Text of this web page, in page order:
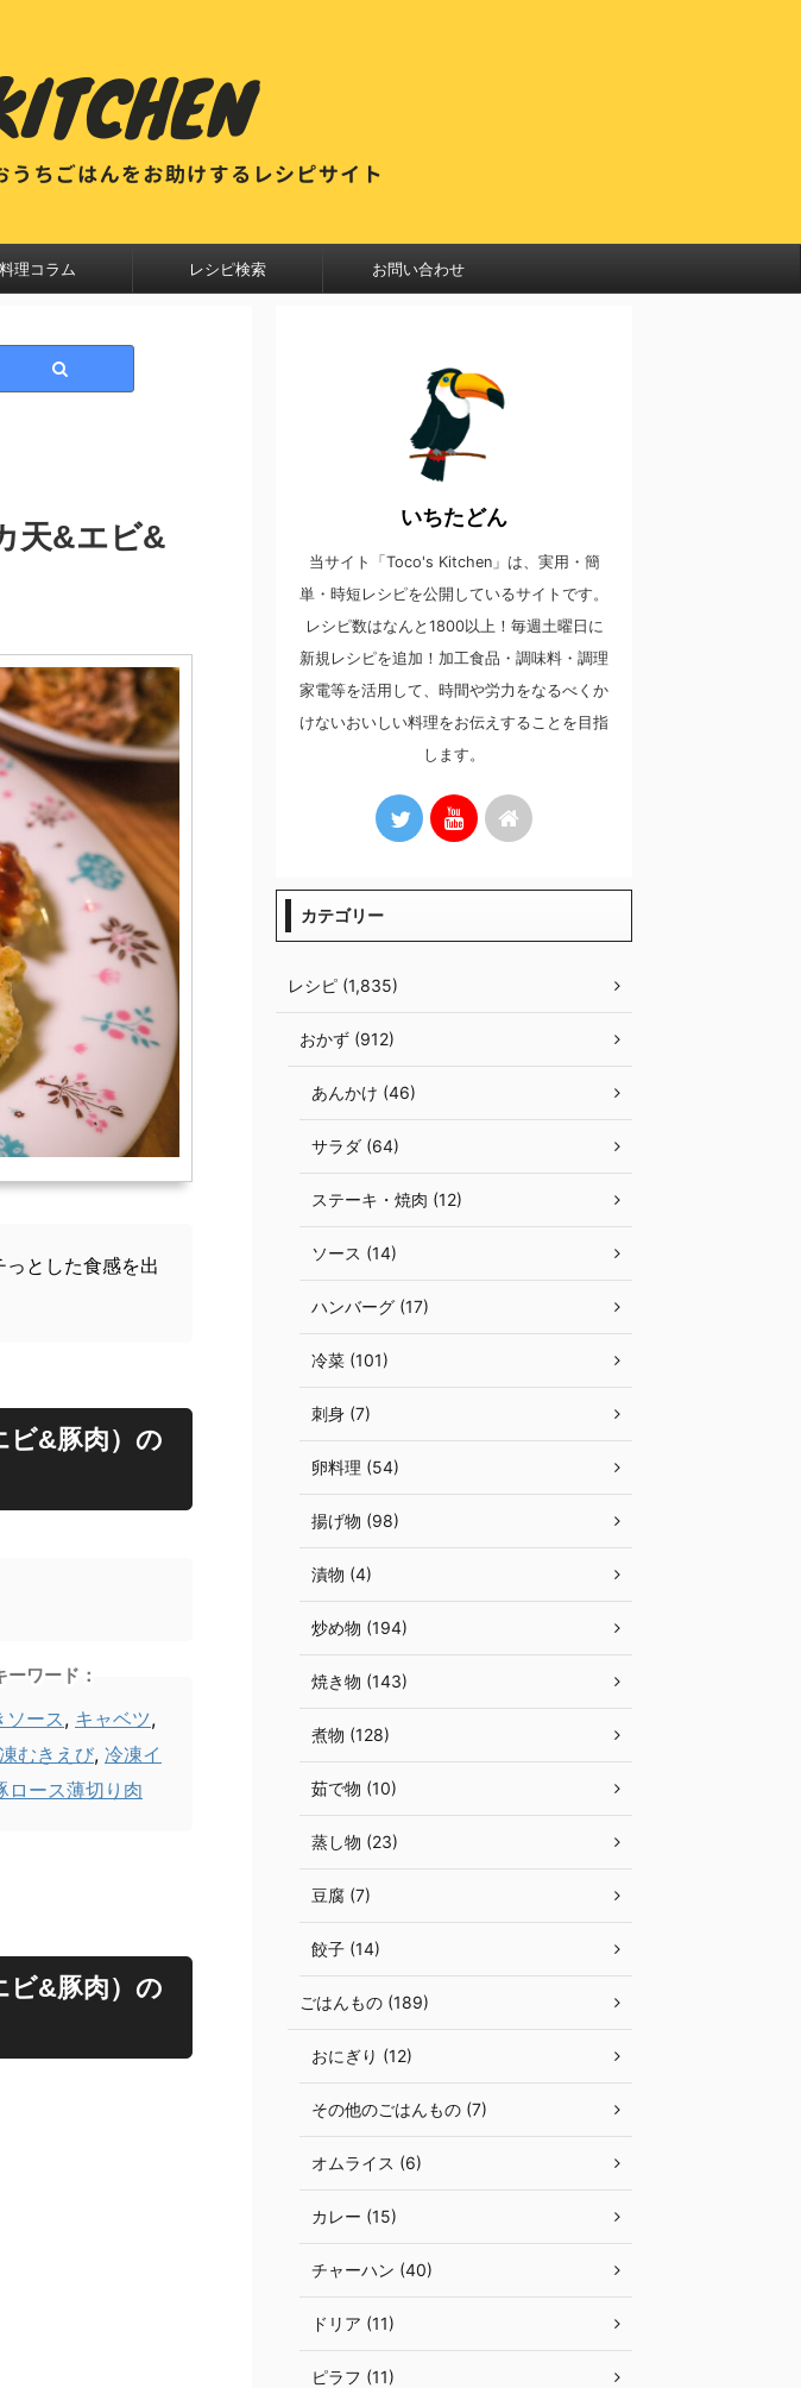
料理コラム レシピ検索 お問い合わせ
天&エビ&
とした食感を出
ビ&豚肉）の
ーワード：
ソース, キャベツ,
むきえび, 冷凍イ
ロース薄切り肉
ビ&豚肉）の
いちたどん
当サイト「Toco's Kitchen」は、実用・簡
単・時短レシピを公開しているサイトです。
レシピ数はなんと1800以上！毎週土曜日に
新規レシピを追加！加工食品・調味料・調理
家電等を活用して、時間や労力をなるべくか
けないおいしい料理をお伝えすることを目指
します。
カテゴリー
レシピ (1,835)
おかず (912)
あんかけ (46)
サラダ (64)
ステーキ・焼肉 (12)
ソース (14)
ハンバーグ (17)
冷菜 (101)
刺身 (7)
卵料理 (54)
揚げ物 (98)
漬物 (4)
炒め物 (194)
焼き物 (143)
煮物 (128)
茹で物 (10)
蒸し物 (23)
豆腐 (7)
餃子 (14)
ごはんもの (189)
おにぎり (12)
その他のごはんもの (7)
オムライス (6)
カレー (15)
チャーハン (40)
ドリア (11)
ピラフ (11)